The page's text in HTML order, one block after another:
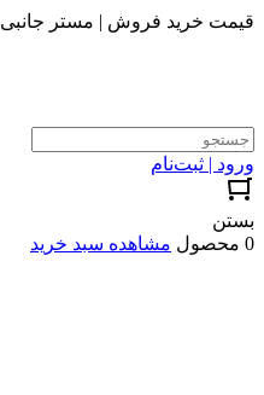
قیمت خرید فروش | مستر جانبی
ورود | ثبت‌نام
بستن
0 محصول
مشاهده سبد خرید